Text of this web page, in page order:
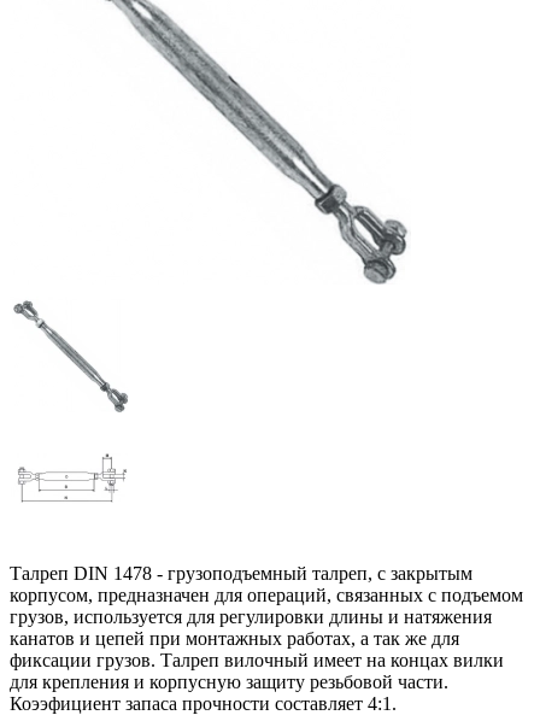
Талреп DIN 1478 - грузоподъемный талреп, с закрытым
корпусом, предназначен для операций, связанных с подъемом
грузов, используется для регулировки длины и натяжения
канатов и цепей при монтажных работах, а так же для
фиксации грузов. Талреп вилочный имеет на концах вилки
для крепления и корпусную защиту резьбовой части.
Коээфициент запаса прочности составляет 4:1.